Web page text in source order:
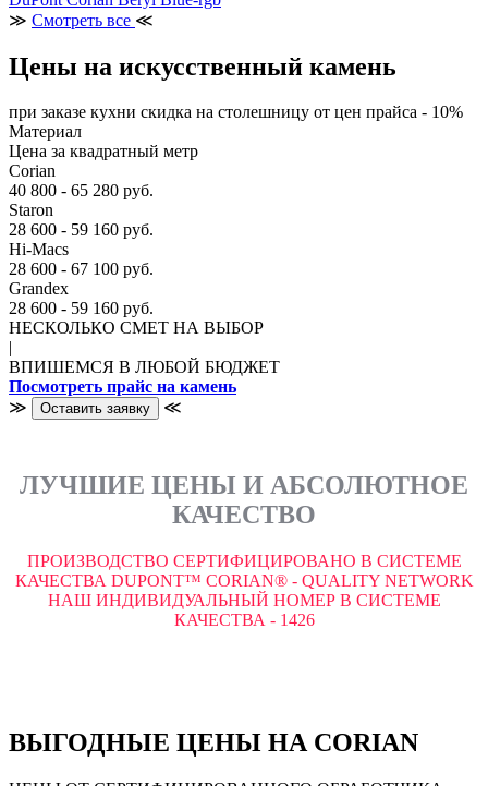
≫ Смотреть все ≪
Цены на искусственный камень
при заказе кухни скидка на столешницу от цен прайса - 10%
Материал
Цена за квадратный метр
Corian
40 800 - 65 280 руб.
Staron
28 600 - 59 160 руб.
Hi-Macs
28 600 - 67 100 руб.
Grandex
28 600 - 59 160 руб.
НЕСКОЛЬКО СМЕТ НА ВЫБОР
|
ВПИШЕМСЯ В ЛЮБОЙ БЮДЖЕТ
Посмотреть прайс на камень
≫
Оставить заявку ≪
ЛУЧШИЕ ЦЕНЫ И АБСОЛЮТНОЕ
КАЧЕСТВО
ПРОИЗВОДСТВО СЕРТИФИЦИРОВАНО В СИСТЕМЕ
КАЧЕСТВА DUPONT™ CORIAN® - QUALITY NETWORK
НАШ ИНДИВИДУАЛЬНЫЙ НОМЕР В СИСТЕМЕ
КАЧЕСТВА - 1426
ВЫГОДНЫЕ ЦЕНЫ НА CORIAN